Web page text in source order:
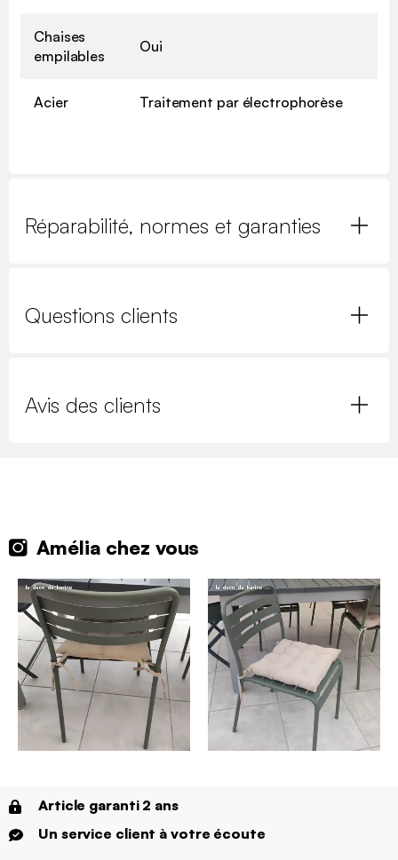
Chaises
empilables
Oui
Acier Traitement par électrophorèse
Réparabilité, normes et garanties
Questions clients
Avis des clients
Amélia chez vous
Article garanti 2 ans
Un service client à votre écoute